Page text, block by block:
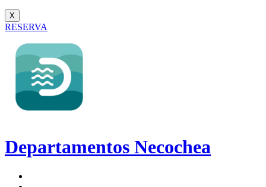
X
RESERVA
Departamentos Necochea